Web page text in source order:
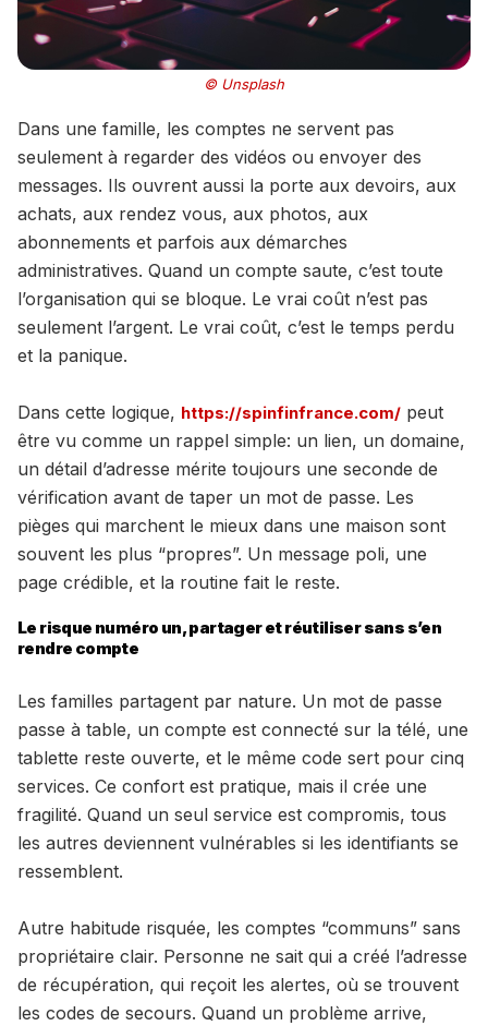
© Unsplash
Dans une famille, les comptes ne servent pas
seulement à regarder des vidéos ou envoyer des
messages. Ils ouvrent aussi la porte aux devoirs, aux
achats, aux rendez vous, aux photos, aux
abonnements et parfois aux démarches
administratives. Quand un compte saute, c’est toute
l’organisation qui se bloque. Le vrai coût n’est pas
seulement l’argent. Le vrai coût, c’est le temps perdu
et la panique.
Dans cette logique, https://spinfinfrance.com/ peut
être vu comme un rappel simple: un lien, un domaine,
un détail d’adresse mérite toujours une seconde de
vérification avant de taper un mot de passe. Les
pièges qui marchent le mieux dans une maison sont
souvent les plus “propres”. Un message poli, une
page crédible, et la routine fait le reste.
Le risque numéro un, partager et réutiliser sans s’en
rendre compte
Les familles partagent par nature. Un mot de passe
passe à table, un compte est connecté sur la télé, une
tablette reste ouverte, et le même code sert pour cinq
services. Ce confort est pratique, mais il crée une
fragilité. Quand un seul service est compromis, tous
les autres deviennent vulnérables si les identifiants se
ressemblent.
Autre habitude risquée, les comptes “communs” sans
propriétaire clair. Personne ne sait qui a créé l’adresse
de récupération, qui reçoit les alertes, où se trouvent
les codes de secours. Quand un problème arrive,